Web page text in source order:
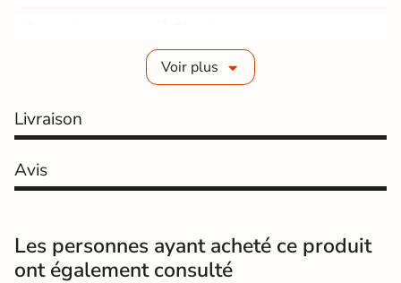
Non fournie
Type de raccord
fournis
Ce mitigeur encastré est destiné à
flexibles anti-torsion 370 mm
fournis.
Voir plus
Livraison
Avis
Les personnes ayant acheté ce produit
ont également consulté